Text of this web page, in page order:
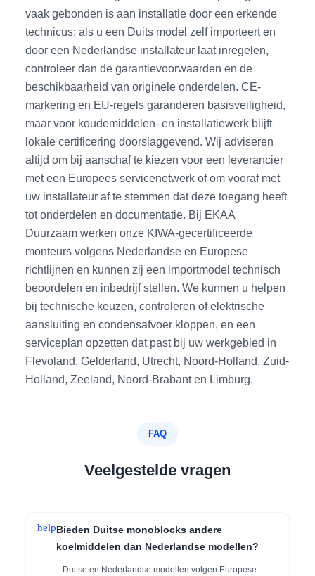
vaak gebonden is aan installatie door een erkende
technicus; als u een Duits model zelf importeert en
door een Nederlandse installateur laat inregelen,
controleer dan de garantievoorwaarden en de
beschikbaarheid van originele onderdelen. CE-
markering en EU-regels garanderen basisveiligheid,
maar voor koudemiddelen- en installatiewerk blijft
lokale certificering doorslaggevend. Wij adviseren
altijd om bij aanschaf te kiezen voor een leverancier
met een Europees servicenetwerk of om vooraf met
uw installateur af te stemmen dat deze toegang heeft
tot onderdelen en documentatie. Bij EKAA
Duurzaam werken onze KIWA-gecertificeerde
monteurs volgens Nederlandse en Europese
richtlijnen en kunnen zij een importmodel technisch
beoordelen en inbedrijf stellen. We kunnen u helpen
bij technische keuzen, controleren of elektrische
aansluiting en condensafvoer kloppen, en een
serviceplan opzetten dat past bij uw werkgebied in
Flevoland, Gelderland, Utrecht, Noord-Holland, Zuid-
Holland, Zeeland, Noord-Brabant en Limburg.
FAQ
Veelgestelde vragen
helpBieden Duitse monoblocks andere
koelmiddelen dan Nederlandse modellen?
Duitse en Nederlandse modellen volgen Europese